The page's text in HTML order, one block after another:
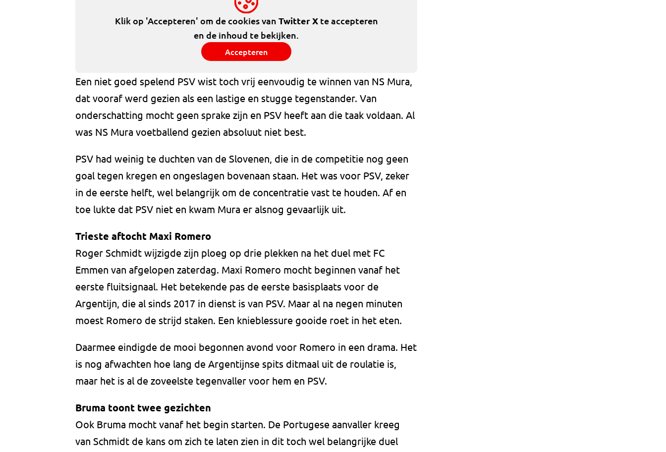
Klik op 'Accepteren' om de cookies van Twitter Xte accepteren
en de inhoud te bekijken.
Accepteren
Een niet goed spelend PSV wist toch vrij eenvoudig te winnen van NS Mura,
dat vooraf werd gezien als een lastige en stugge tegenstander. Van
onderschatting mocht geen sprake zijn en PSV heeft aan die taak voldaan. Al
was NS Mura voetballend gezien absoluut niet best.
PSV had weinig te duchten van de Slovenen, die in de competitie nog geen
goal tegen kregen en ongeslagen bovenaan staan. Het was voor PSV, zeker
in de eerste helft, wel belangrijk om de concentratie vast te houden. Af en
toe lukte dat PSV niet en kwam Mura er alsnog gevaarlijk uit.
Trieste aftocht Maxi Romero
Roger Schmidt wijzigde zijn ploeg op drie plekken na het duel met FC
Emmen van afgelopen zaterdag. Maxi Romero mocht beginnen vanaf het
eerste fluitsignaal. Het betekende pas de eerste basisplaats voor de
Argentijn, die al sinds 2017 in dienst is van PSV. Maar al na negen minuten
moest Romero de strijd staken. Een knieblessure gooide roet in het eten.
Daarmee eindigde de mooi begonnen avond voor Romero in een drama. Het
is nog afwachten hoe lang de Argentijnse spits ditmaal uit de roulatie is,
maar het is al de zoveelste tegenvaller voor hem en PSV.
Bruma toont twee gezichten
Ook Bruma mocht vanaf het begin starten. De Portugese aanvaller kreeg
van Schmidt de kans om zich te laten zien in dit toch wel belangrijke duel